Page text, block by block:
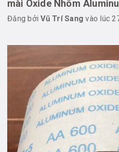
mài Oxide Nhôm
Đăng bởiVũ Trí Sang vào lúc